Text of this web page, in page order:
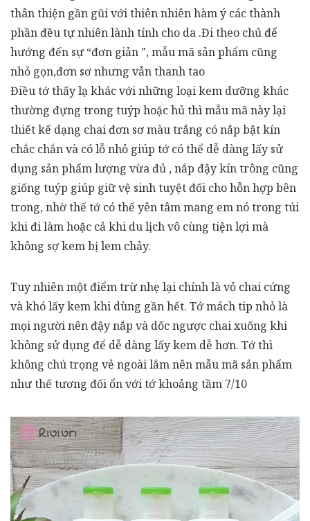
thân thiện gần gũi với thiên nhiên hàm ý các thành
phần đều tự nhiên lành tính cho da .Đi theo chủ để
hướng đến sự “đơn giản ”, mẫu mã sản phẩm cũng
nhỏ gọn,đơn sơ nhưng vẫn thanh tao
Điều tớ thấy lạ khác với những loại kem dưỡng khác
thường đựng trong tuýp hoặc hủ thì mẫu mã này lại
thiết kế dạng chai đơn sơ màu trắng có nắp bật kín
chắc chắn và có lỗ nhỏ giúp tớ có thể dễ dàng lấy sử
dụng sản phẩm lượng vừa đủ , nắp đậy kín trông cũng
giống tuýp giúp giữ vệ sinh tuyệt đối cho hỗn hợp bên
trong, nhờ thế tớ có thể yên tâm mang em nó trong túi
khi đi làm hoặc cả khi du lịch vô cùng tiện lợi mà
không sợ kem bị lem chảy.
Tuy nhiên một điểm trừ nhẹ lại chính là vỏ chai cứng
và khó lấy kem khi dùng gần hết. Tớ mách tip nhỏ là
mọi người nên đậy nắp và dốc ngược chai xuống khi
không sử dụng để dễ dàng lấy kem dễ hơn. Tớ thì
không chú trọng vẻ ngoài lắm nên mẫu mã sản phẩm
như thế tương đối ổn với tớ khoảng tầm 7/10